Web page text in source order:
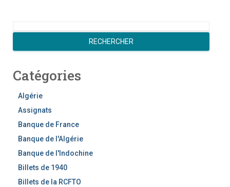
c
e
RECHERCHER
Catégories
Algérie
Assignats
Banque de France
Banque de l'Algérie
Banque de l'Indochine
Billets de 1940
Billets de la RCFTO